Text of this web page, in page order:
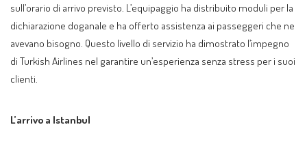
sull’orario di arrivo previsto. L’equipaggio ha distribuito moduli per la
dichiarazione doganale e ha offerto assistenza ai passeggeri che ne
avevano bisogno. Questo livello di servizio ha dimostrato l’impegno
di Turkish Airlines nel garantire un’esperienza senza stress per i suoi
clienti.
L’arrivo a Istanbul